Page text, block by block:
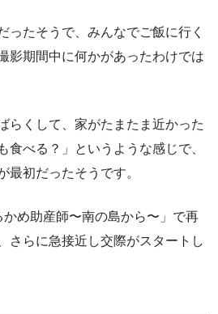
ったそうで、みんなでご飯に行く
影期間中に何かがあったわけでは
らくして、家がたまたま近かった
食べる？」というような感じで、
最初だったそうです。
め助産師〜南の島から〜」で再
さらに急接近し交際がスタートし